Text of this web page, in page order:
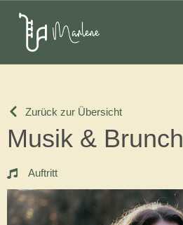
Zurück zur Übersicht
Musik & Brunch
Auftritt